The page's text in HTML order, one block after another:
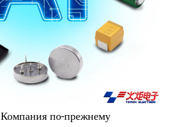
Компания по-прежнему